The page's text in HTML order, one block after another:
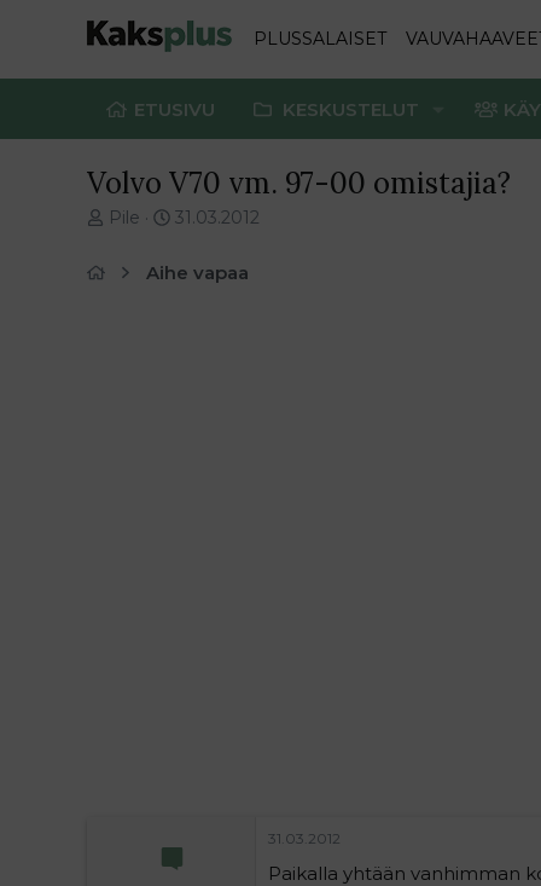
PLUSSALAISET
ETUSIVU KESKUSTELUT
Volvo V70 vm. 97-00 omistajia?
V
Pile
E
i
31.03.2012
Aihe vapaa
31.03.2012
Paikalla yhtään vanhimman